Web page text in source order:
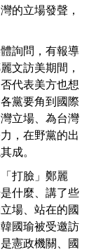
的立場發聲，
詢問，有報導
文訪美期間，
代表美方也想
黨要角到國際
立場、為台灣
，在野黨的出
成。
打臉」鄭麗
什麼、講了些
場、站在的國
國瑜被受邀訪
憲政機關、國